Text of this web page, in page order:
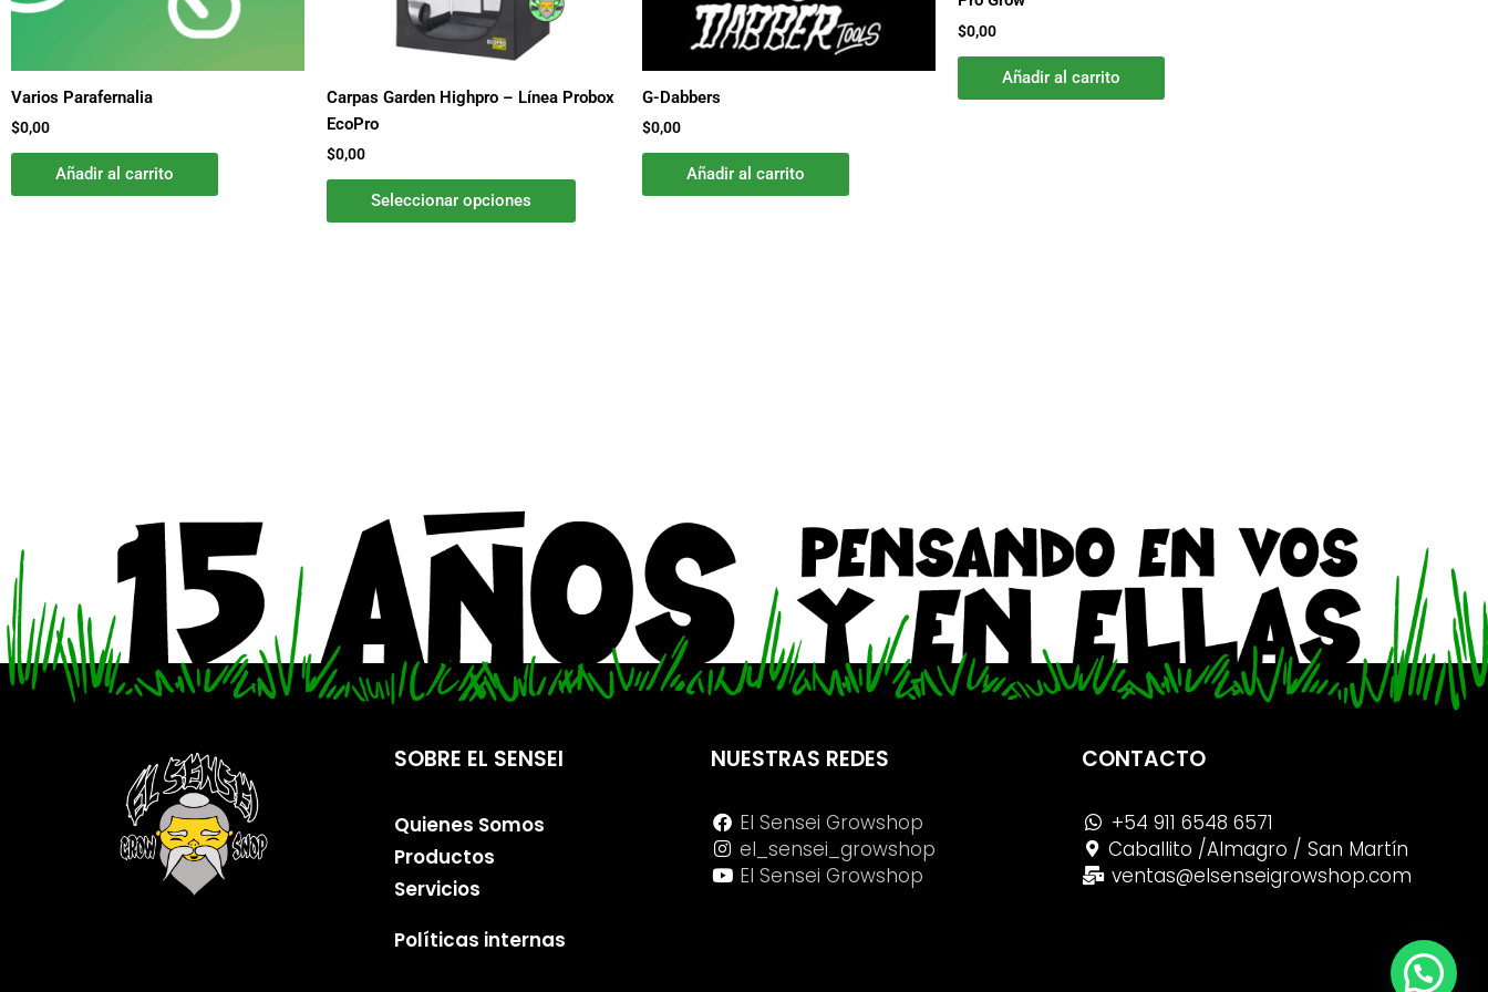
Varios Parafernalia
$0,00
Añadir al carrito
Carpas Garden Highpro – Línea Probox
EcoPro
$0,00
Seleccionar opciones
página
producto
G-Dabbers
$0,00
Añadir al carrito
$0,00
Añadir al carrito
SOBRE EL SENSEI
Quienes Somos
Productos
Servicios
Políticas internas
NUESTRAS REDES
El Sensei Growshop
el_sensei_growshop
El Sensei Growshop
CONTACTO
+54 911 6548 6571
Caballito /Almagro / San Martín
ventas@elsenseigrowshop.com